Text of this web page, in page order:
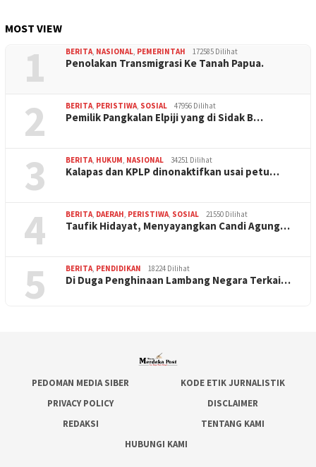
MOST VIEW
1 BERITA NASIONAL PEMERINTAH 172585 Dilihat
Penolakan Transmigrasi Ke Tanah Papua.
2 BERITA PERISTIWA SOSIAL 47956 Dilihat
Pemilik Pangkalan Elpiji yang di Sidak B…
3 BERITA HUKUM NASIONAL 34251 Dilihat
Kalapas dan KPLP dinonaktifkan usai petu…
4 BERITA DAERAH PERISTIWA SOSIAL 21550 Dilihat
Taufik Hidayat, Menyayangkan Candi Agung…
5 BERITA PENDIDIKAN 18224 Dilihat
Di Duga Penghinaan Lambang Negara Terkai…
PEDOMAN MEDIA SIBER
KODE ETIK JURNALISTIK
PRIVACY POLICY
DISCLAIMER
REDAKSI
TENTANG KAMI
HUBUNGI KAMI